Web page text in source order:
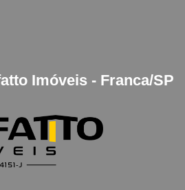
Imóveis - Franca/SP